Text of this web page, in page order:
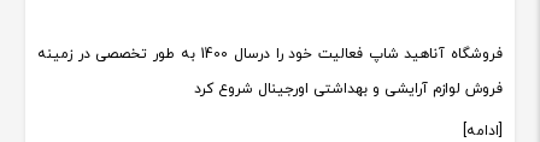
فروشگاه آناهید شاپ فعالیت خود را درسال 1400 به طور تخصصی در زمینه
فروش لوازم آرایشی و بهداشتی اورجینال شروع کرد
[ادامه]